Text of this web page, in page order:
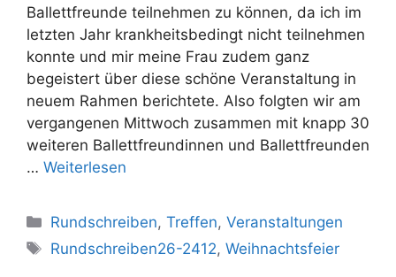
Ballettfreunde teilnehmen zu können, da ich im
letzten Jahr krankheitsbedingt nicht teilnehmen
konnte und mir meine Frau zudem ganz
begeistert über diese schöne Veranstaltung in
neuem Rahmen berichtete. Also folgten wir am
vergangenen Mittwoch zusammen mit knapp 30
weiteren Ballettfreundinnen und Ballettfreunden
… Weiterlesen
Kategorien
Rundschreiben,Treffen,Veranstaltungen
Schlagwörter
Rundschreiben26-2412,Weihnachtsfeier